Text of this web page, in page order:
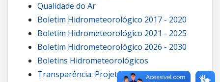
Qualidade do Ar
Boletim Hidrometeorológico 2017 - 2020
Boletim Hidrometeorológico 2021 - 2025
Boletim Hidrometeorológico 2026 - 2030
Boletins Hidrometeorológicos
Transparência: Projetos de carbono em